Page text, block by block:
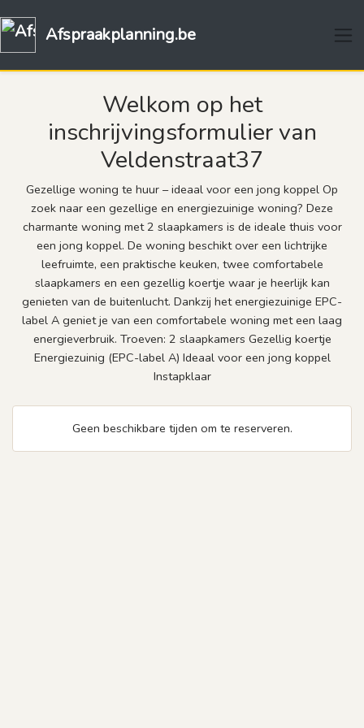
Afspraakplanning.be
Welkom op het
inschrijvingsformulier van
Veldenstraat37
Gezellige woning te huur – ideaal voor een jong koppel Op
zoek naar een gezellige en energiezuinige woning? Deze
charmante woning met 2 slaapkamers is de ideale thuis voor
een jong koppel. De woning beschikt over een lichtrijke
leefruimte, een praktische keuken, twee comfortabele
slaapkamers en een gezellig koertje waar je heerlijk kan
genieten van de buitenlucht. Dankzij het energiezuinige EPC-
label A geniet je van een comfortabele woning met een laag
energieverbruik. Troeven: 2 slaapkamers Gezellig koertje
Energiezuinig (EPC-label A) Ideaal voor een jong koppel
Instapklaar
Geen beschikbare tijden om te reserveren.